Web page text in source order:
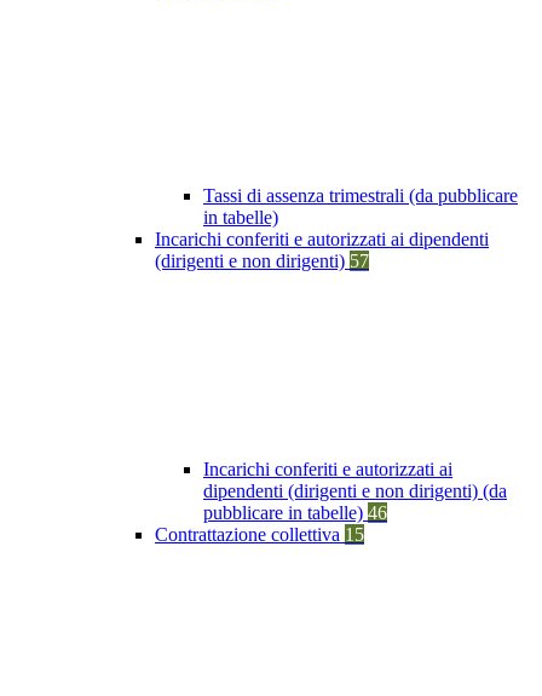
Tassi di assenza trimestrali (da pubblicare
in tabelle)
Incarichi conferiti e autorizzati ai dipendenti
(dirigenti e non dirigenti) 57
Incarichi conferiti e autorizzati ai
dipendenti (dirigenti e non dirigenti) (da
pubblicare in tabelle) 46
Contrattazione collettiva 15